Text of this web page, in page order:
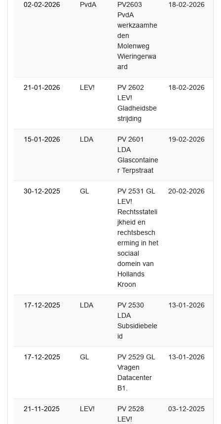
02-02-2026 PvdA
PV2603
PvdA
werkzaamhe
den
Molenweg
Wieringerwa
ard
18-02-2026
21-01-2026 LEV!
PV 2602
LEV!
Gladheidsbe
strijding
18-02-2026
15-01-2026 LDA
PV 2601
LDA
Glascontaine
r Terpstraat
19-02-2026
30-12-2025 GL
PV 2531 GL
LEV!
Rechtsstateli
jkheid en
rechtsbesch
erming in het
sociaal
domein van
Hollands
Kroon
20-02-2026
17-12-2025 LDA
PV 2530
LDA
Subsidiebele
id
13-01-2026
17-12-2025 GL
PV 2529 GL
Vragen
Datacenter
B1.
13-01-2026
21-11-2025 LEV!
PV 2528
LEV!
03-12-2025